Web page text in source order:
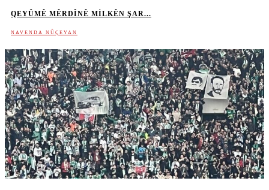
QEYÛMÊ MÊRDÎNÊ MILKÊN ŞAR...
NAVENDA NÛÇEYAN